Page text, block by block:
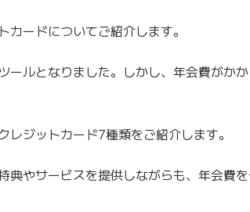
ードについてご紹介します。
ールとなりました。しかし、年会費がか
レジットカード7種類をご紹介します。
典やサービスを提供しながらも、年会費